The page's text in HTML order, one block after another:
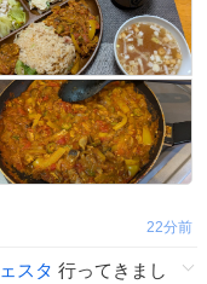
22分前
スタ 行ってきまし